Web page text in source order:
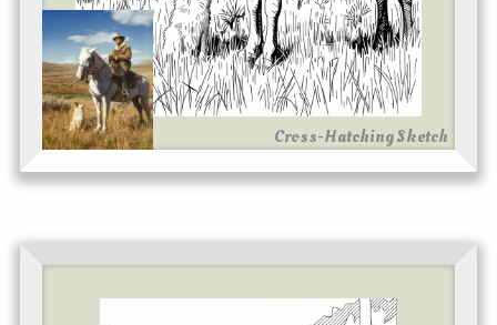
Cross-Hatching Sketch